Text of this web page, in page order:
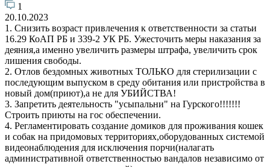
1
20.10.2023
1. Снизить возраст привлечения к ответственности за статьи
16.29 КоАП РБ и 339-2 УК РБ. Ужесточить меры наказания за
деяния,а именно увеличить размеры штрафа, увеличить срок
лишения свободы.
2. Отлов бездомных животных ТОЛЬКО для стерилизации с
последующим выпуском в среду обитания или пристройства в
новый дом(приют),а не для УБИЙСТВА!
3. Запретить деятельность "усыпальни" на Гурского!!!!!!!
Строить приюты на гос обеспечении.
4. Регламентировать создание домиков для проживания кошек
и собак на придомовых территориях,оборудованных системой
видеонаблюдения для исключения порчи(налагать
административной ответственностью вандалов независимо от